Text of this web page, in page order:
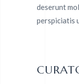
deserunt
perspiciatis